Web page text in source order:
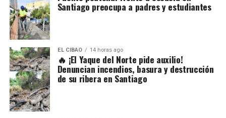
Santiago preocupa a padres y estudiantes
EL CIBAO 14 horas ago
🔥 ¡El Yaque del Norte pide auxilio!
Denuncian incendios, basura y destrucción
de su ribera en Santiago